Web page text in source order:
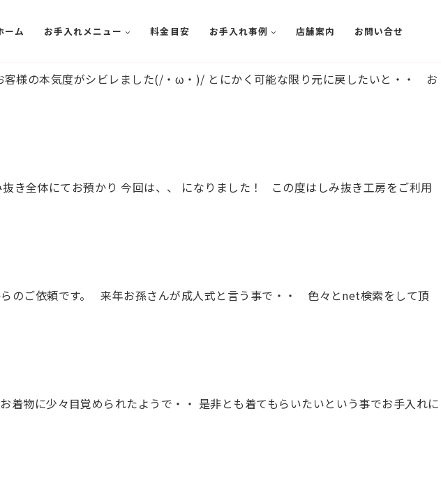
ーム お手入れメニュー 料金目安 お手入れ事例 店舗案内 お問い合せ
様の本気度がシビレました(/・ω・)/ とにかく可能な限り元に戻したいと・・ お
全体にてお預かり 今回は、、 になりました！ この度はしみ抜き工房をご利用
ご依頼です。 来年お孫さんが成人式と言う事で・・ 色々とnet検索をして頂
物に少々目覚められたようで・・ 是非とも着てもらいたいという事でお手入れに